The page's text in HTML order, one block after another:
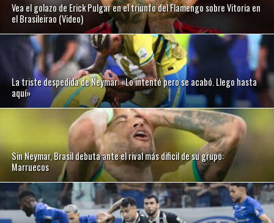
Vea el golazo de Erick Pulgar en el triunfo del Flamengo sobre Vitoria en
el Brasileirao (Video)
La triste despedida de Neymar: «Lo intenté pero se acabó. Llego hasta
aquí»
Sin Neymar, Brasil debuta ante el rival más dificil de su grupo:
Marruecos